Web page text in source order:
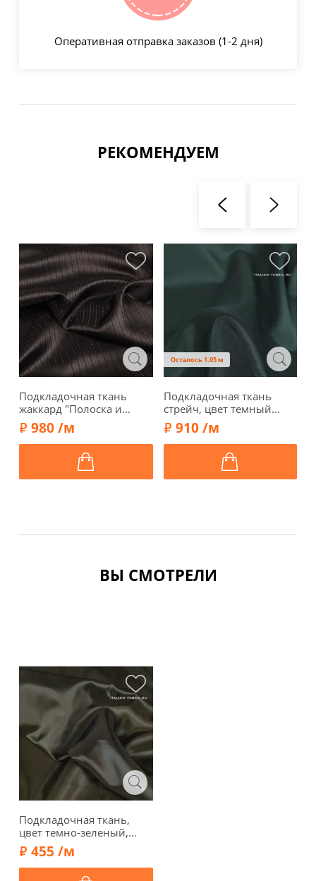
Оперативная отправка заказов (1-2 дня)
РЕКОМЕНДУЕМ
Подкладочная ткань
жаккард "Полоска и
рисунок", цвет
коричневый, 1102410-4
980 /м
Осталось 1.05 м
Подкладочная ткань
стрейч, цвет темный
изумруд, 1062056
910 /м
ВЫ СМОТРЕЛИ
Подкладочная ткань,
цвет темно-зеленый,
1062026
455 /м